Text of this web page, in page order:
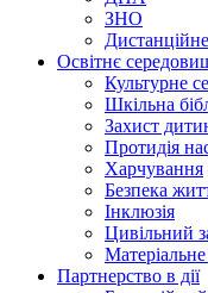
ЗНО
Освітнє
Культурне
Шкільна
Захист
Протидія
Харчування
Безпека
Інклюзія
Цивільний
Партнерство в дії